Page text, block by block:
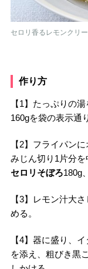
セロリ香るレモンクリ
作り方
【1】たっぷりの
160gを袋の表示通
【2】フライパン
みじん切り1片分
セロリそぼろ180g
【3】レモン汁大
める。
【4】器に盛り、
を添え、粗びき黒